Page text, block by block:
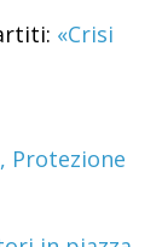
«Crisi
Protezione